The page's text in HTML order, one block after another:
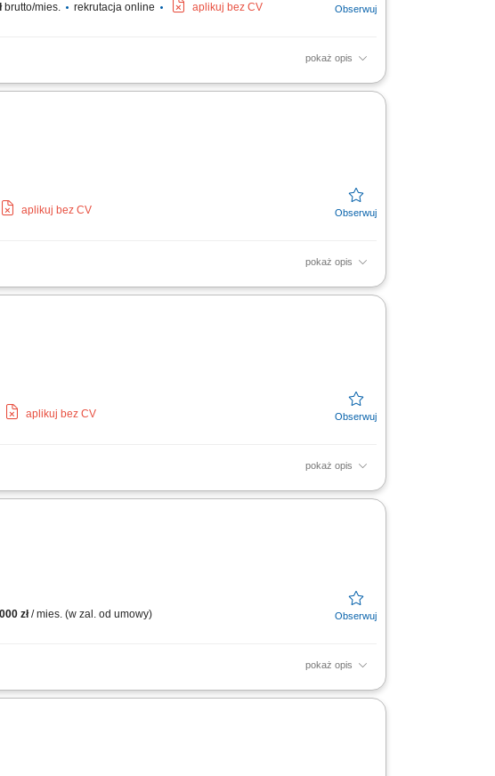
brutto/mies. rekrutacja online aplikuj bez CV
pokaż opis
dbanie o roślinność. Odśnieżanie w okresie zimowym.
aplikuj bez CV
pokaż opis
przełożonego;
aplikuj bez CV
pokaż opis
i czyszczenie powierzchni; Opróżnianie koszy oraz dbani o
zł/ mies. (w zal. od umowy)
pokaż opis
dostaw materiałów. Dbanie o jakość oraz terminową